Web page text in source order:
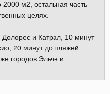
2000 м2, остальная часть
целях.
и Катрал, 10 минут
20 минут до пляжей
городов Эльче и